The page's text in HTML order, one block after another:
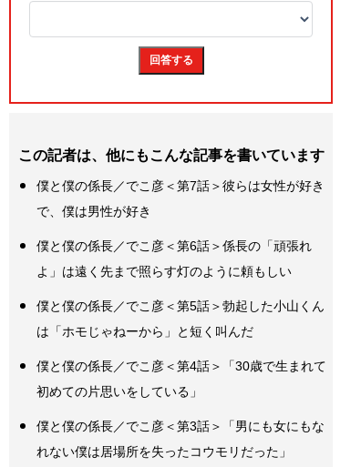
この記者は、他にもこんな記事を書いています
僕と僕の係長／でこ彦＜第7話＞彼らは女性が好き
で、僕は男性が好き
僕と僕の係長／でこ彦＜第6話＞係長の「頑張れ
よ」は遠く先まで照らす灯のように頼もしい
僕と僕の係長／でこ彦＜第5話＞勃起した小山くん
は「ホモじゃねーから」と短く叫んだ
僕と僕の係長／でこ彦＜第4話＞「30歳で生まれて
初めての片思いをしている」
僕と僕の係長／でこ彦＜第3話＞「男にも女にもな
れない僕は居場所を失ったコウモリだった」